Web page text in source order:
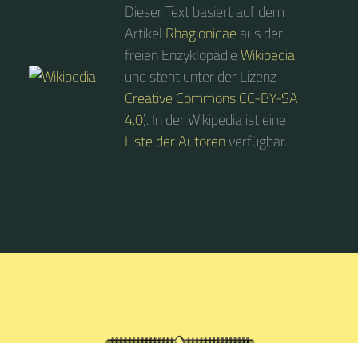
Dieser Text basiert auf dem
Artikel Rhagionidae aus der
freien EnzyklopädieWikipedia
und steht unter der Lizenz
Creative Commons CC-BY-SA
4.0). In der Wikipedia ist eine
Liste der Autorenverfügbar.